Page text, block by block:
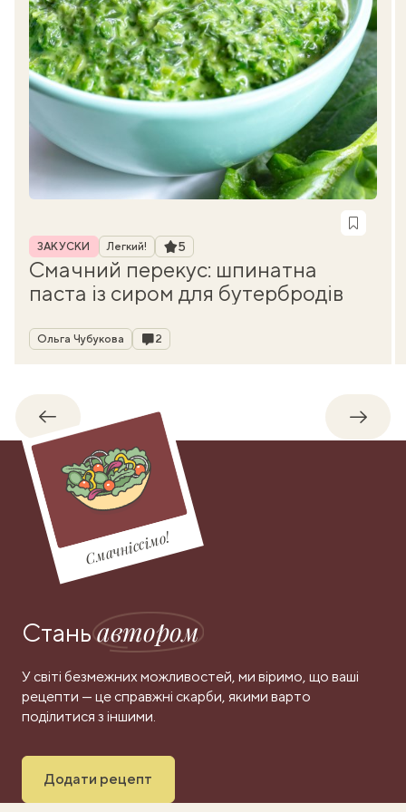
Рубрика
ЗАКУСКИ Легкий! Рейтинг
5
Смачний перекус: шпинатна
паста із сиром для бутербродів
Автор
Ольга Чубукова Коментарі
2
Назад
Смачніссімо!
Станьавтором
У світі безмежних можливостей, ми віримо, що ваші
рецепти — це справжні скарби, якими варто
поділитися з іншими.
Додати рецепт